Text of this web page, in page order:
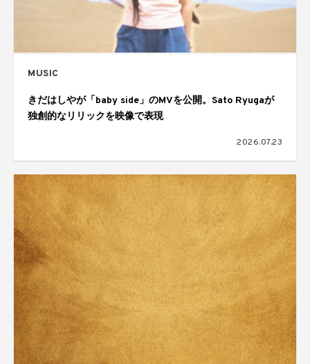
MUSIC
きだはしやが「baby side」のMVを公開。Sato Ryugaが
独創的なリリックを映像で表現
2026.07.23